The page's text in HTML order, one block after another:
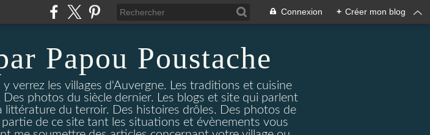
Connexion + Créer mon blog
Papou Poustache
verrez les villages d'Auvergne. Les traditions et cuisine
photos du siècle dernier. Les blogs et site qui parlent
littérature du terroir. Des histoires drôles. Des photos de
de ce site tant les situations et évènements vous